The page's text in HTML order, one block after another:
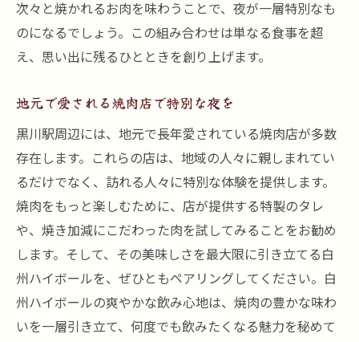
題活用術
お得な飲み放題プランで楽しむ焼肉体験
焼肉とハイボールをリーズナブルに楽しむ
方法
きを満喫
特別なひとときを焼肉とハイボールで演出
焼肉と白州ハイボールで最高の夜を過ごす
焼肉とハイボール、至福の時間を楽しむ
焼肉とハイボールで特別な瞬間を
贅沢なひとときを焼肉とハイボールと共に
焼肉と白州ハイボールで至福のひととき
次々と焼かれるお肉を味わうことで、夜が一層特別なも
のになるでしょう。この組み合わせは単なる食事を超
え、思い出に残るひとときを創り上げます。
地元で愛される焼肉店で特別な夜を
黒川駅周辺には、地元で長年愛されている焼肉店が多数
存在します。これらの店は、地域の人々に親しまれてい
るだけでなく、訪れる人々に特別な体験を提供します。
焼肉をもっと楽しむために、店が提供する特製のタレ
や、焼き加減にこだわった肉を試してみることをお勧め
します。そして、その美味しさを最大限に引き立てる白
州ハイボールを、ぜひともペアリングしてください。白
州ハイボールの爽やかな飲み心地は、焼肉の豊かな味わ
いを一層引き立て、何度でも飲みたくなる魅力を秘めて